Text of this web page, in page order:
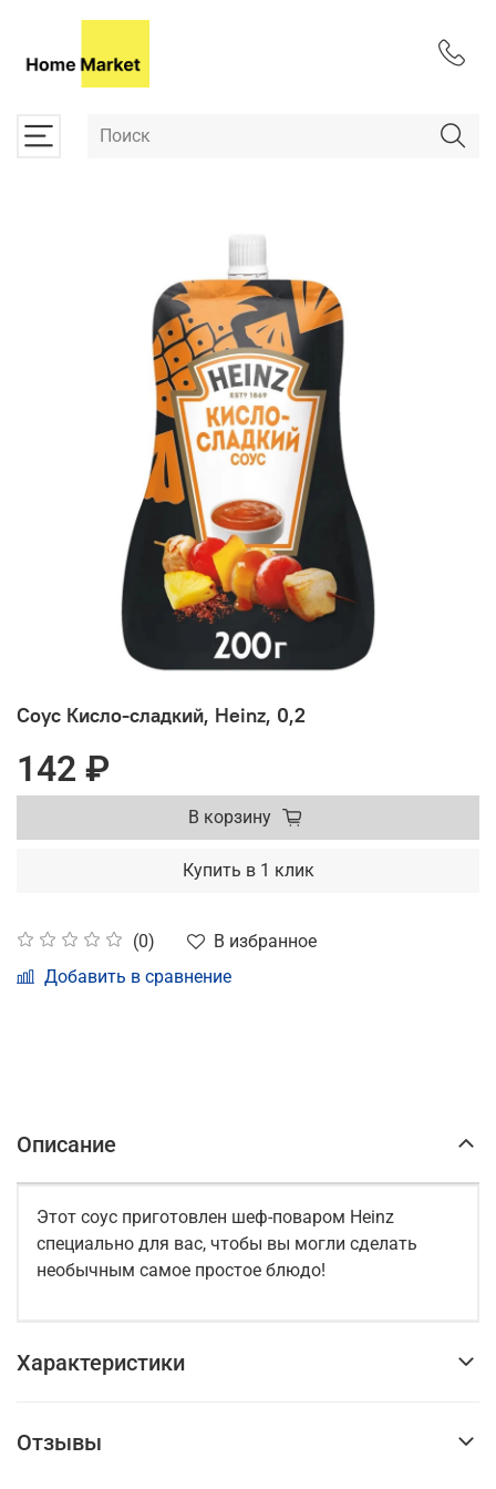
Соус Кисло-сладкий, Heinz, 0,2
(0)
В избранное
Добавить в сравнение
142 ₽
В корзину
Купить в 1 клик
Описание
Этот соус приготовлен шеф-поваром Heinz
специально для вас, чтобы вы могли сделать
необычным самое простое блюдо!
Характеристики
Отзывы